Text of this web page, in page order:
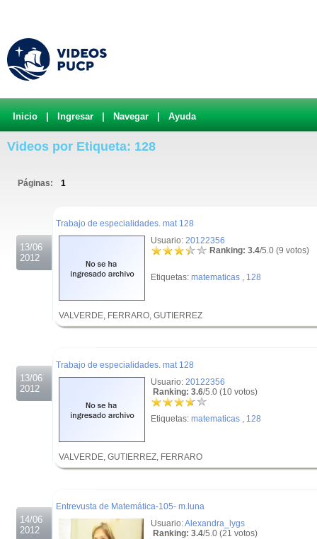
Inicio Ingresar Navegar Ayuda
Videos por Etiqueta: 128
Páginas: 1
13/06
2012
Trabajo de especialidades. mat 128
Usuario: 20122356
Ranking: 3.4/5.0 (9 votos)
Etiquetas: matematicas , 128
VALVERDE, FERRARO, GUTIERREZ
13/06
2012
Trabajo de especialidades. mat 128
Usuario: 20122356
Ranking: 3.6/5.0 (10 votos)
Etiquetas: matematicas , 128
VALVERDE, GUTIERREZ, FERRARO
14/06
2012
Entrevusta de Matemática-105- m.luna
Usuario:Alexandra_lygs
Ranking: 3.4/5.0 (21 votos)